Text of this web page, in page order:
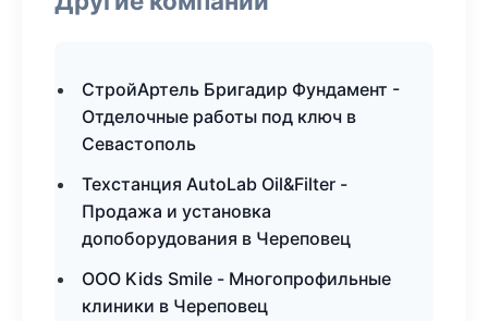
СтройАртель Бригадир Фундамент -
Отделочные работы под ключ в
Севастополь
Техстанция AutoLab Oil&Filter -
Продажа и установка
допоборудования в Череповец
ООО Kids Smile - Многопрофильные
клиники в Череповец